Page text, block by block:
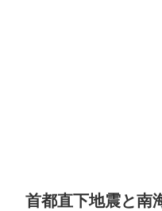
首都直下地震と南